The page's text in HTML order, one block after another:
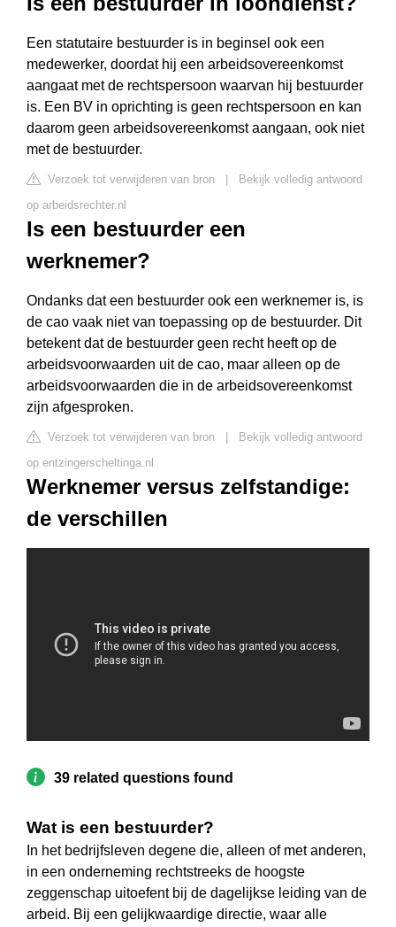
Een statutaire bestuurder is in beginsel ook een
medewerker, doordat hij een arbeidsovereenkomst
aangaat met de rechtspersoon waarvan hij bestuurder
is. Een BV in oprichting is geen rechtspersoon en kan
daarom geen arbeidsovereenkomst aangaan, ook niet
met de bestuurder.
Verzoek tot verwijderen van bron
Bekijk volledig antwoord
op arbeidsrechter.nl
Is een bestuurder een
werknemer?
Ondanks dat een bestuurder ook een werknemer is, is
de cao vaak niet van toepassing op de bestuurder. Dit
betekent dat de bestuurder geen recht heeft op de
arbeidsvoorwaarden uit de cao, maar alleen op de
arbeidsvoorwaarden die in de arbeidsovereenkomst
zijn afgesproken.
Verzoek tot verwijderen van bron
Bekijk volledig antwoord
op entzingerscheltinga.nl
Werknemer versus zelfstandige:
de verschillen
39 related questions found
Wat is een bestuurder?
In het bedrijfsleven degene die, alleen of met anderen,
in een onderneming rechtstreeks de hoogste
zeggenschap uitoefent bij de dagelijkse leiding van de
arbeid. Bij een gelijkwaardige directie, waar alle